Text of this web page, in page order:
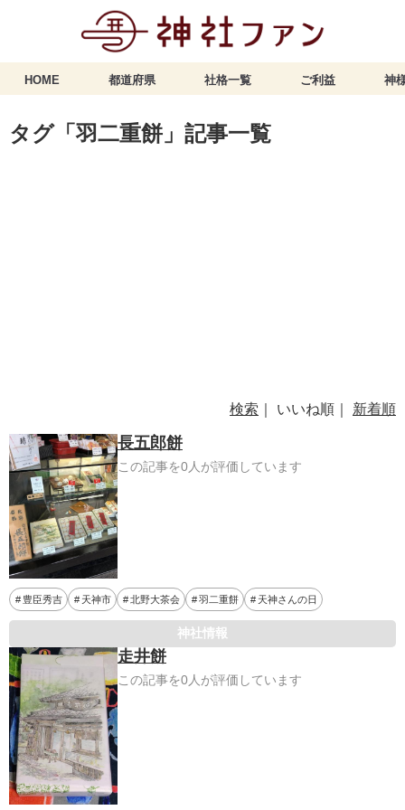
HOME 都道府県 社格一覧 ご利益 神
タグ「羽二重餅」記事一覧
検索 ｜ いいね順｜ 新着順
長五郎餅
この記事を0人が評価しています
豊臣秀吉 天神市 北野大茶会 羽二重餅 天神さんの日
神社情報
走井餅
この記事を0人が評価しています